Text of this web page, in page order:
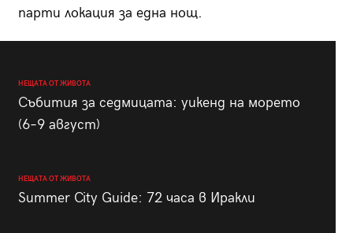
парти локация за една нощ.
НЕЩАТА ОТ ЖИВОТА
Събития за седмицата: уикенд на морето
(6–9 август)
НЕЩАТА ОТ ЖИВОТА
Summer City Guide: 72 часа в Иракли